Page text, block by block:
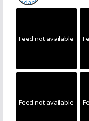
Feed not available
Feed not available